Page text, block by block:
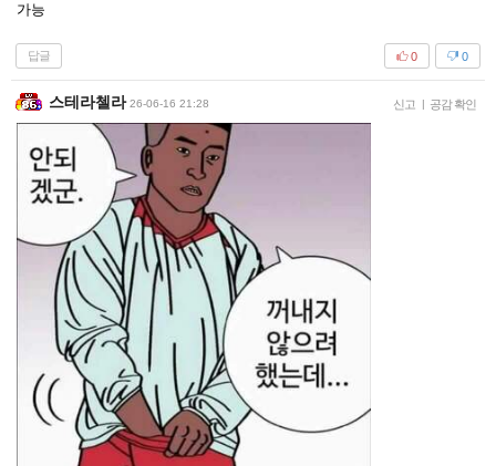
가능
답글 0
0
스테라첼라 26-06-16 21:28 신고 공감 확인